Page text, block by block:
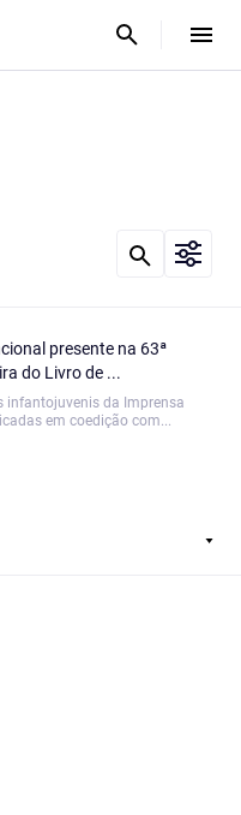
presente na 63ª
do Livro de ...
infantojuvenis da Imprensa
em coedição com...